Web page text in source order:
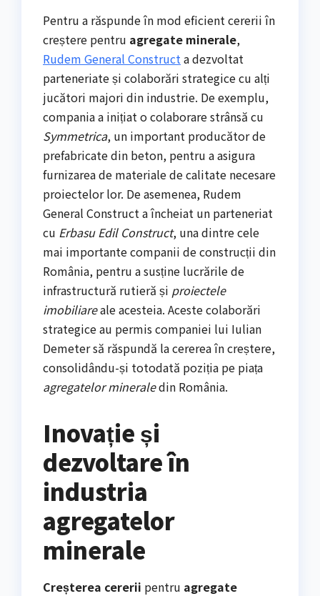
Pentru a răspunde în mod eficient cererii în
creștere pentru agregate minerale,
Rudem General Construct a dezvoltat
parteneriate și colaborări strategice cu alți
jucători majori din industrie. De exemplu,
compania a inițiat o colaborare strânsă cu
Symmetrica, un important producător de
prefabricate din beton, pentru a asigura
furnizarea de materiale de calitate necesare
proiectelor lor. De asemenea, Rudem
General Construct a încheiat un parteneriat
cu Erbasu Edil Construct, una dintre cele
mai importante companii de construcții din
România, pentru a susține lucrările de
infrastructură rutieră și proiectele
imobiliareale acesteia. Aceste colaborări
strategice au permis companiei lui Iulian
Demeter să răspundă la cererea în creștere,
consolidându-și totodată poziția pe piața
agregatelor mineraledin România.
Inovație și
dezvoltare în
industria
agregatelor
minerale
Creșterea cererii pentru agregate